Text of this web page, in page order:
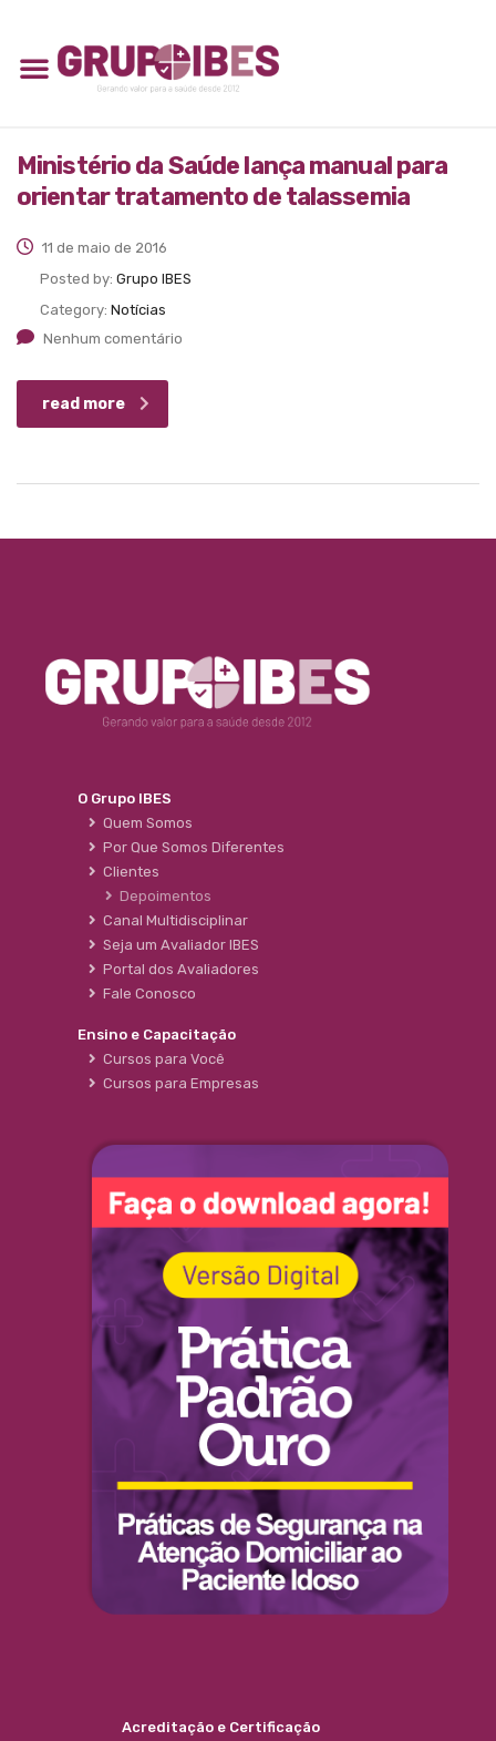
Ministério da Saúde lança manual para
orientar tratamento de talassemia
11 de maio de 2016
Posted by: Grupo IBES
Category: Notícias
Nenhum comentário
read more
O Grupo IBES
Quem Somos
Por Que Somos Diferentes
Clientes
Depoimentos
Canal Multidisciplinar
Seja um Avaliador IBES
Portal dos Avaliadores
Fale Conosco
Ensino e Capacitação
Cursos para Você
Cursos para Empresas
Acreditação e Certificação